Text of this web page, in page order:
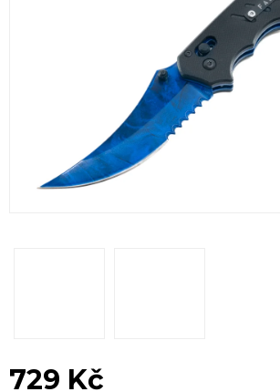
729 Kč